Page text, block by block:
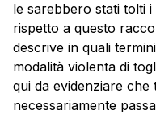
le sarebbero stati tolti
rispetto a questo
descrive in quali
modalità violenta di
qui da evidenziare
necessariamente